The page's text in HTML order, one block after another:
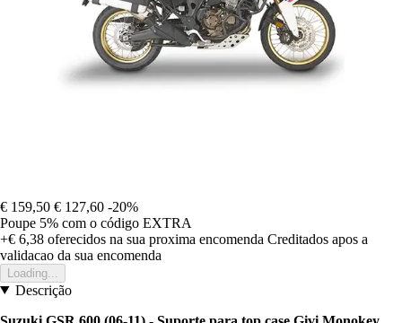
€ 159,50 € 127,60 -20%
Poupe 5% com o código EXTRA
+€ 6,38 oferecidos na sua proxima encomenda Creditados apos a
validacao da sua encomenda
Loading...
Descrição